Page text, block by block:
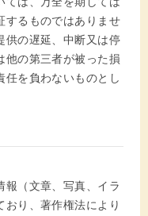
するものではありませ
供の遅延、中断又は停
他の第三者が被った損
任を負わないものとし
報（文章、写真、イラ
おり、著作権法により